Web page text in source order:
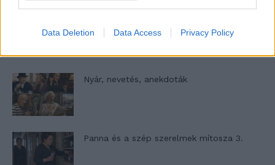
Data Deletion Data Access Privacy Policy
Nyár, nevetés, anekdoták
Panna és a szép szerelmek mítosza 3.